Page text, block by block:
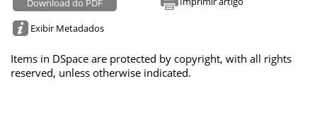
Download do PDF
Exibir Metadados
Items in DSpace are protected by copyright, with all rights
reserved, unless otherwise indicated.